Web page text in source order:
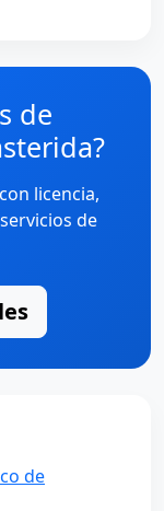
de
licencia,
de
de